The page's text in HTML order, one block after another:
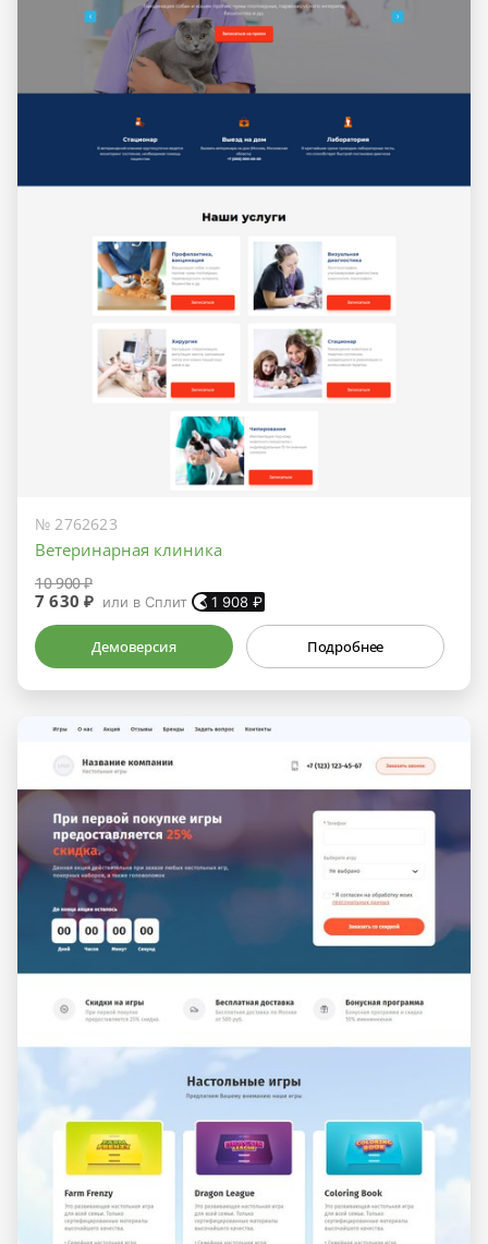
№ 2762623
Ветеринарная клиника
10 900 ₽
7 630 ₽ или в Сплит 1 908 ₽
Демоверсия Подробнее